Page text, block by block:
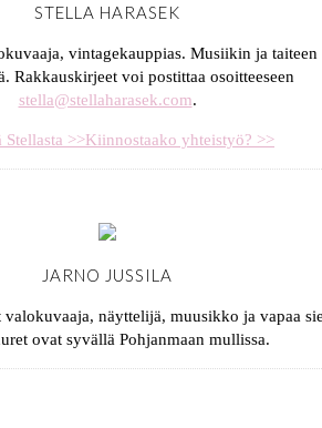
STELLA HARASEK
vintagekauppias. Musiikin ja taiteen
Rakkauskirjeet voi postittaa osoitteeseen
stella@stellaharasek.com.
Stellasta >>Kiinnostaako yhteistyö? >>
JARNO JUSSILA
valokuvaaja, näyttelijä, muusikko ja vapaa
ovat syvällä Pohjanmaan mullissa.